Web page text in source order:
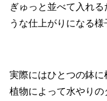
ぎゅっと並べて入れ
うな仕上がりになる様
実際にはひとつの鉢に
植物によって水やり